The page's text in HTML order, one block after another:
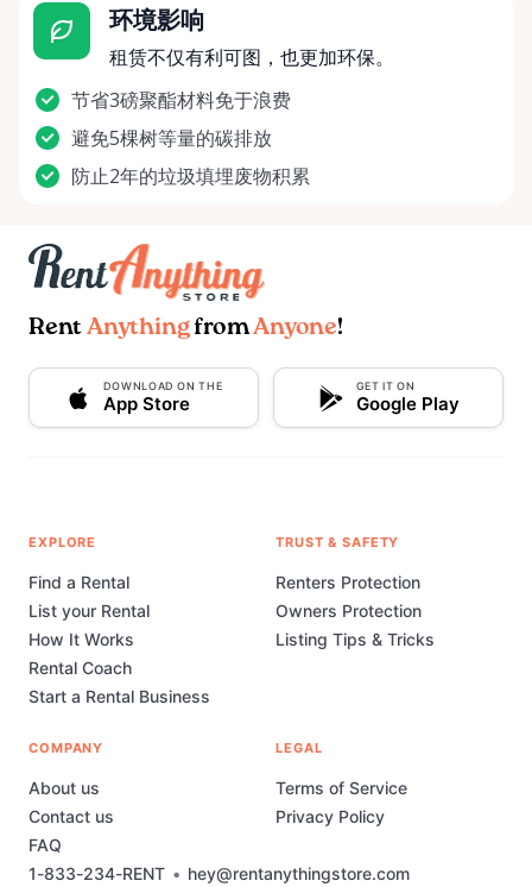
环境影响
租赁不仅有利可图，也更加环保。
节省3磅聚酯材料免于浪费
避免5棵树等量的碳排放
防止2年的垃圾填埋废物积累
Rent AnythingfromAnyone!
DOWNLOAD ON THE
App Store
GET IT ON
Google Play
1-833-234-RENT • hey@rentanythingstore.com
EXPLORE
Find a Rental
List your Rental
How It Works
Rental Coach
Start a Rental Business
TRUST & SAFETY
Renters Protection
Owners Protection
Listing Tips & Tricks
COMPANY
About us
Contact us
FAQ
LEGAL
Terms of Service
Privacy Policy